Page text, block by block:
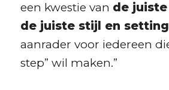
een kwestie van de
de juiste stijl en setting
aanrader voor iedereen
step” wil maken.”